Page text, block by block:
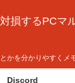
損するPCマ
かを分かりやすくメ
Discord